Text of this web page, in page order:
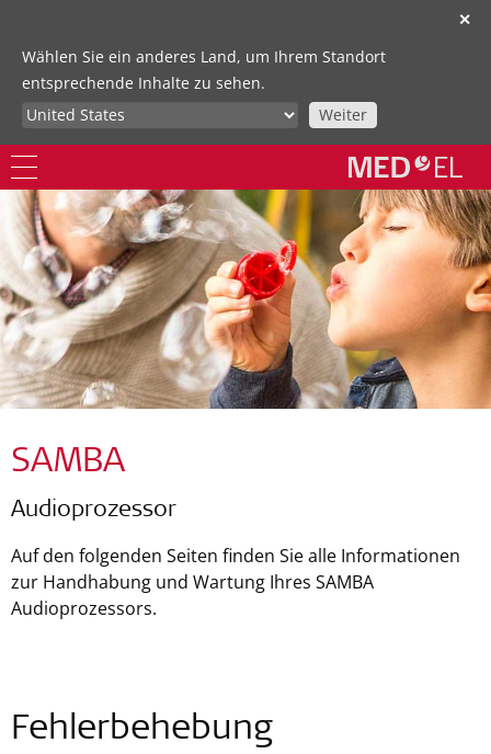
✕
Wählen Sie ein anderes Land, um Ihrem Standort
entsprechende Inhalte zu sehen.
Weiter
SAMBA
Audioprozessor
Auf den folgenden Seiten finden Sie alle Informationen
zur Handhabung und Wartung Ihres SAMBA
Audioprozessors.
Fehlerbehebung